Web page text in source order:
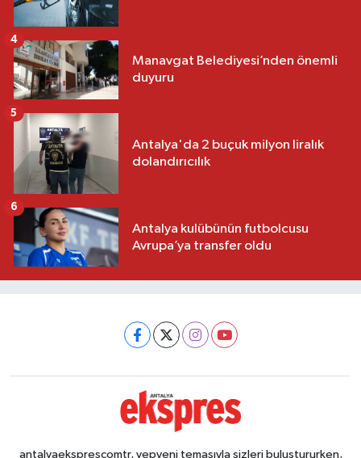
Manavgat Belediyesi’nden önemli
duyuru
4
Antalya'da 2 buçuk milyon liralık
dolandırıcılık
5
Antalya kulübünün futbolcusu
Avrupa’ya transfer oldu
6
antalyaeksprescomtr, yepyeni temasıyla sizleri buluştururken,